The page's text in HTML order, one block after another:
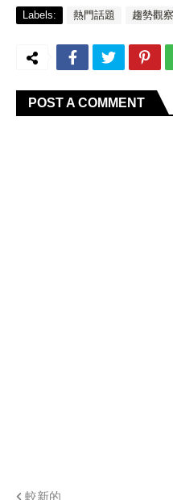
Labels: 熱門話題 趨勢觀察
POST A COMMENT
較新的